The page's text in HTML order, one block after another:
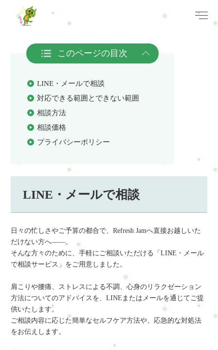
このページの目次
LINE・メールで相談
対応できる範囲とできない範囲
相談方法
相談価格
プライバシーポリシー
LINE・メールで相談
日々の忙しさやご予算の都合で、Refresh Jamへ直接お越しいた
だけない方へ――。
そんな方々のために、手軽にご相談いただける「LINE・メール
で相談サービス」をご用意しました。
肩こりや腰痛、ストレスによる不調、心身のリラクゼーション
方法についてのアドバイスを、LINEまたはメールを通じてご提
供いたします。
ご相談内容に応じた簡単なセルフケア方法や、応急的な対処法
をお伝えします。